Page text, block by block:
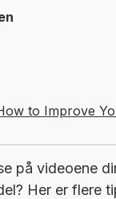
to Improve
på videoene
Her er flere